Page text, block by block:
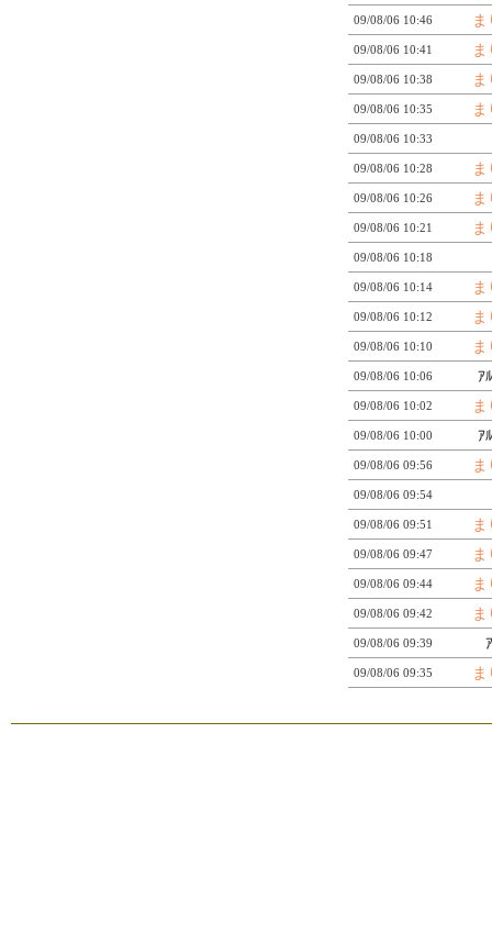
09/08/06 10:46
09/08/06 10:41
09/08/06 10:38
09/08/06 10:35
09/08/06 10:33
09/08/06 10:28
09/08/06 10:26
09/08/06 10:21
09/08/06 10:18
09/08/06 10:14
09/08/06 10:12
09/08/06 10:10
09/08/06 10:06 ｱ
09/08/06 10:02
09/08/06 10:00 ｱ
09/08/06 09:56
09/08/06 09:54
09/08/06 09:51
09/08/06 09:47
09/08/06 09:44
09/08/06 09:42
09/08/06 09:39
09/08/06 09:35